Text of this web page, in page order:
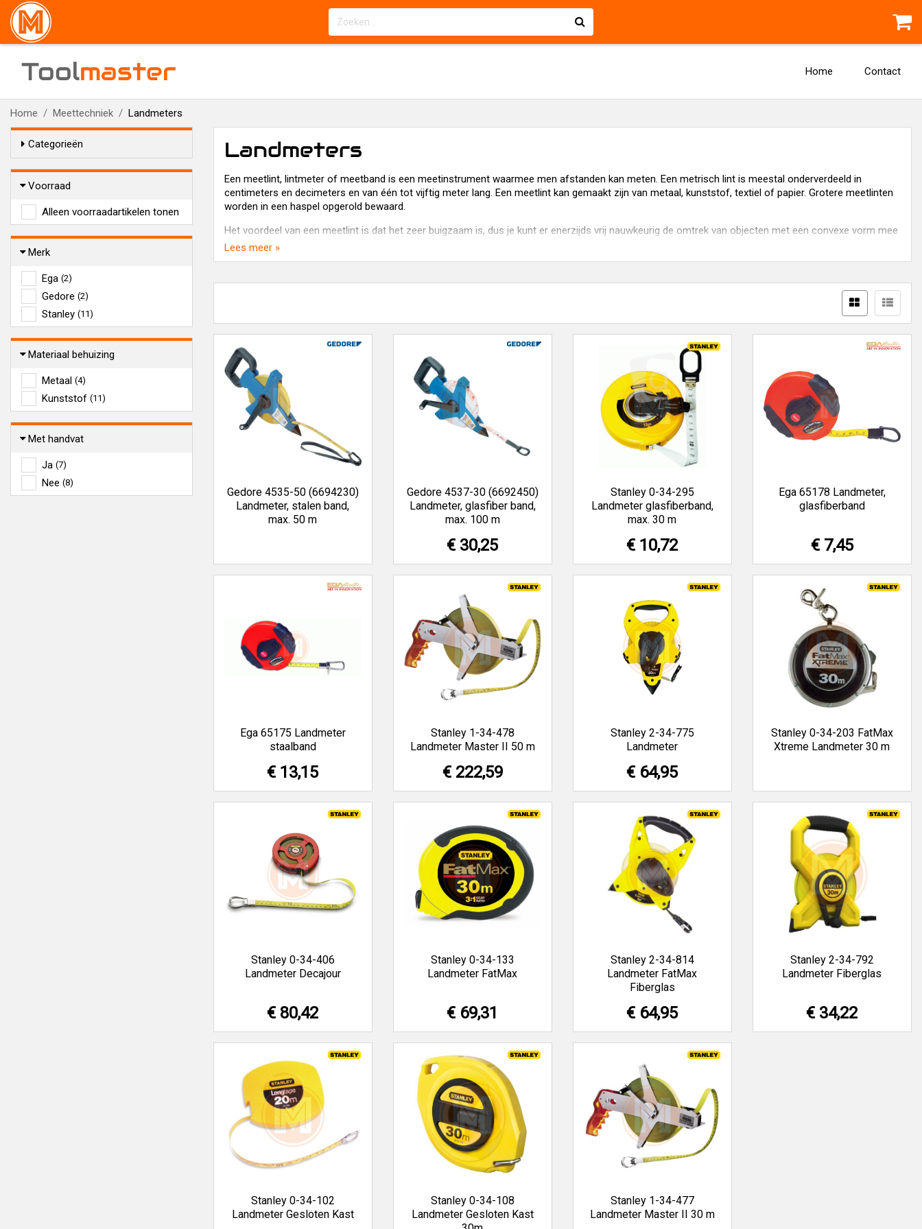
Toolmaster Home Contact
Home Meettechniek Landmeters
Categorieën
Voorraad
Alleen voorraadartikelen tonen
Merk
Ega (2)
Gedore (2)
Stanley (11)
Materiaal behuizing
Metaal (4)
Kunststof (11)
Met handvat
Ja (7)
Nee (8)
Landmeters
Een meetlint, lintmeter of meetband is een meetinstrument waarmee men afstanden kan meten. Een metrisch lint is meestal onderverdeeld in
centimeters en decimeters en van één tot vijftig meter lang. Een meetlint kan gemaakt zijn van metaal, kunststof, textiel of papier. Grotere meetlinten
worden in een haspel opgerold bewaard.
Het voordeel van een meetlint is dat het zeer buigzaam is, dus je kunt er enerzijds vrij nauwkeurig de omtrek van objecten met een convexe vorm mee
opmeten, zoals de buikomvang. Anderzijds is het lint daardoor heel makkelijk mee te nemen omdat het op te rollen is en dus weinig ruimte in beslag
Lees meer »
Gedore 4535-50 (6694230)
Landmeter, stalen band,
max. 50 m
Gedore 4537-30 (6692450)
Landmeter, glasfiber band,
max. 100 m
€ 30,25
Stanley 0-34-295
Landmeter glasfiberband,
max. 30 m
€ 10,72
Ega 65178 Landmeter,
glasfiberband
€ 7,45
Ega 65175 Landmeter
staalband
€ 13,15
Stanley 1-34-478
Landmeter Master II 50 m
€ 222,59
Stanley 2-34-775
Landmeter
€ 64,95
Stanley 0-34-203 FatMax
Xtreme Landmeter 30 m
Stanley 0-34-406
Landmeter Decajour
€ 80,42
Stanley 0-34-133
Landmeter FatMax
€ 69,31
Stanley 2-34-814
Landmeter FatMax
Fiberglas
€ 64,95
Stanley 2-34-792
Landmeter Fiberglas
€ 34,22
Stanley 0-34-102
Landmeter Gesloten Kast
Stanley 0-34-108
Landmeter Gesloten Kast
Stanley 1-34-477
Landmeter Master II 30 m